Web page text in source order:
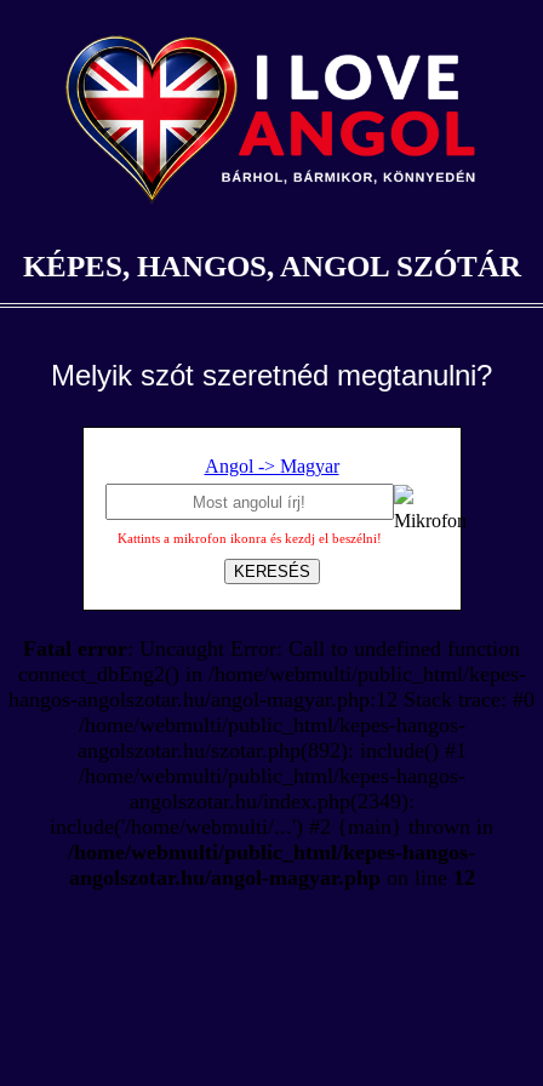
KÉPES, HANGOS, ANGOL SZÓTÁR
Melyik szót szeretnéd megtanulni?
Angol -> Magyar
Kattints a mikrofon ikonra és kezdj el beszélni!
KERESÉS
Fatal error: Uncaught Error: Call to undefined function
connect_dbEng2() in /home/webmulti/public_html/kepes-
hangos-angolszotar.hu/angol-magyar.php:12 Stack trace: #0
/home/webmulti/public_html/kepes-hangos-
angolszotar.hu/szotar.php(892): include() #1
/home/webmulti/public_html/kepes-hangos-
angolszotar.hu/index.php(2349):
include('/home/webmulti/...') #2 {main} thrown in
/home/webmulti/public_html/kepes-hangos-
angolszotar.hu/angol-magyar.php on line 12